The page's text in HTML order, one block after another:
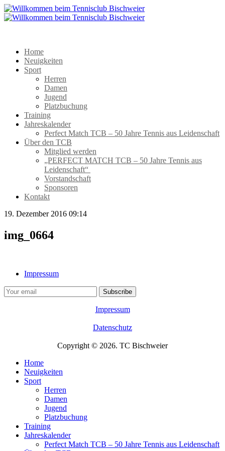
Home
Neuigkeiten
Sport
Herren
Damen
Jugend
Platzbuchung
Training
Jahreskalender
Perfect Match TCB – 50 Jahre Tennis aus Leidenschaft
Über den TCB
Mitglied werden
„PERFECT MATCH TCB – 50 Jahre Tennis aus
Leidenschaft“
Vorstandschaft
Sponsoren
Kontakt
19. Dezember 2016 09:14
img_0664
Impressum
Impressum
Datenschutz
Copyright © 2026. TC Bischweier
Home
Neuigkeiten
Sport
Herren
Damen
Jugend
Platzbuchung
Training
Jahreskalender
Perfect Match TCB – 50 Jahre Tennis aus Leidenschaft